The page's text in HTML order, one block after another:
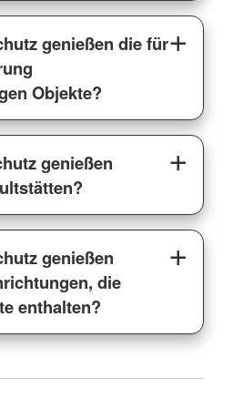
genießen die für
Objekte?
genießen
genießen
die
enthalten?